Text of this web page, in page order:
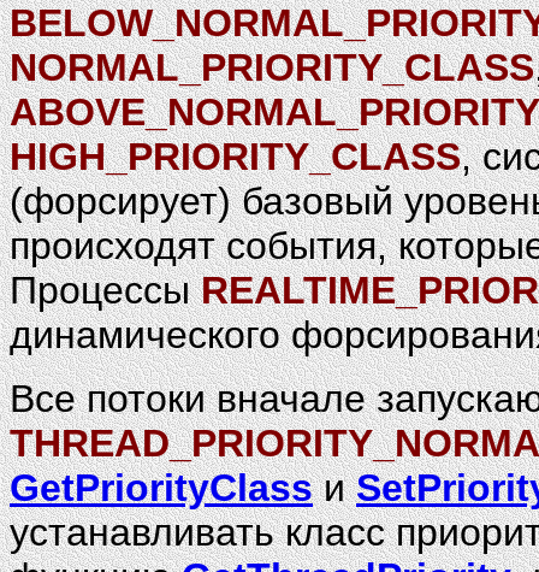
NORMAL_PRIORITY_CLASS
HIGH_PRIORITY_CLASS,
(форсирует) базовый
происходят события,
Процессы
динамического
Все потоки вначале
GetPriorityClassи
устанавливать класс